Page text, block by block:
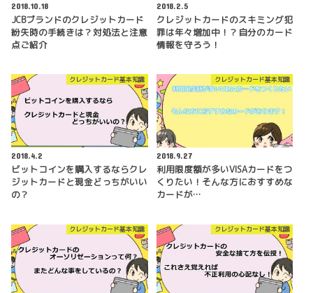
2018.10.18
JCBブランドのクレジットカード
紛失時の手続きは？対処法と注意
点ご紹介
2018.2.5
クレジットカードのスキミング犯
罪は年々増加中！？自分のカード
情報を守ろう！
クレジットカード基本知識
2018.4.2
ビットコインを購入するならクレ
ジットカードと現金どっちがいい
の？
クレジットカード基本知識
2018.9.27
利用限度額が多いVISAカードをつ
くりたい！そんな方におすすめな
カードが…
クレジットカード基本知識 クレジットカード基本知識